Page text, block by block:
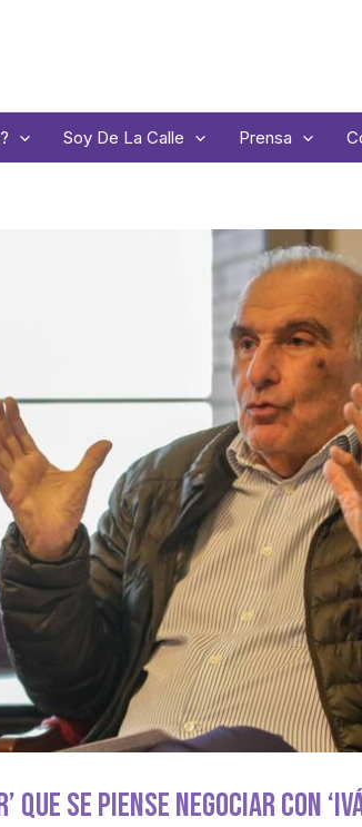
Soy De La Calle Prensa
Que Se Piense Negociar Con